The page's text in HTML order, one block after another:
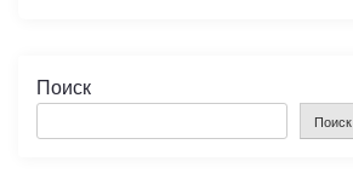
Поиск
Поиск